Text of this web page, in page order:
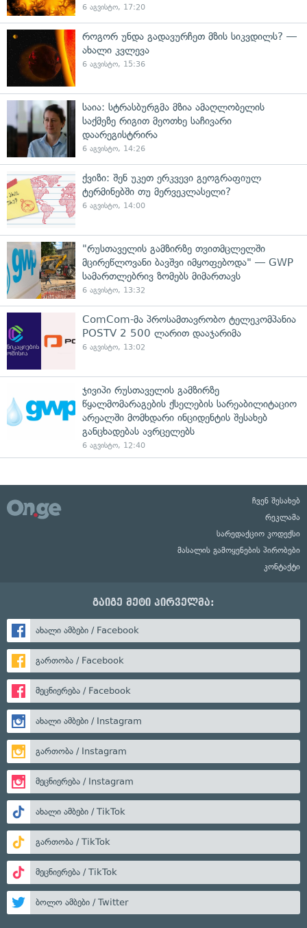
6 აგვისტო, 17:20
როგორ უნდა გადავურჩეთ მზის სიკვდილს? —
ახალი კვლევა
6 აგვისტო, 15:36
საია: სტრასბურგმა მზია ამაღლობელის
საქმეზე რიგით მეოთხე საჩივარი
დაარეგისტრირა
6 აგვისტო, 14:26
ქვიზი: შენ უკეთ ერკვევი გეოგრაფიულ
ტერმინებში თუ მერვეკლასელი?
6 აგვისტო, 14:00
"რუსთაველის გამზირზე თვითმცლელში
მცირეწლოვანი ბავშვი იმყოფებოდა" — GWP
სამართლებრივ ზომებს მიმართავს
6 აგვისტო, 13:32
ComCom-მა პროსამთავრობო ტელეკომპანია
POSTV 2 500 ლარით დააჯარიმა
6 აგვისტო, 13:02
ჯივიპი რუსთაველის გამზირზე
წყალმომარაგების ქსელების სარეაბილიტაციო
არეალში მომხდარი ინციდენტის შესახებ
განცხადებას ავრცელებს
6 აგვისტო, 12:40
ჩვენ შესახებ
რეკლამა
სარედაქციო კოდექსი
მასალის გამოყენების პირობები
კონტაქტი
გაიგე მეტი პირველმა:
ახალი ამბები / Facebook
გართობა / Facebook
მეცნიერება / Facebook
ახალი ამბები / Instagram
გართობა / Instagram
მეცნიერება / Instagram
ახალი ამბები / TikTok
გართობა / TikTok
მეცნიერება / TikTok
ბოლო ამბები / Twitter